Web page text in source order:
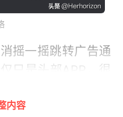
摇一摇跳转广告通
只是头部APP，很
。
内容